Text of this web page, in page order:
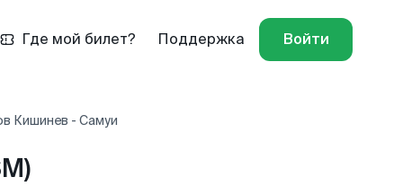
Где мой билет? Поддержка Войти
Кишинев - Самуи